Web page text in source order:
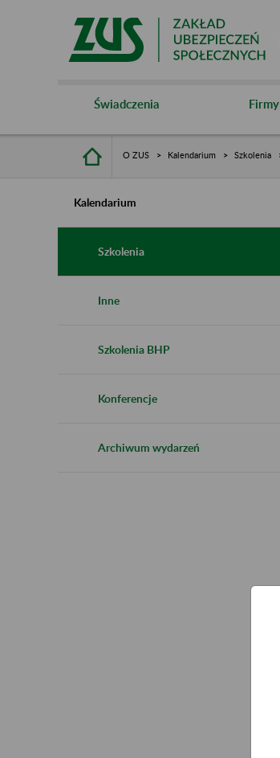
Świadczenia Firmy
O ZUS Kalendarium Szkolenia
Kalendarium
Szkolenia
Inne
Szkolenia BHP
Konferencje
Archiwum wydarzeń